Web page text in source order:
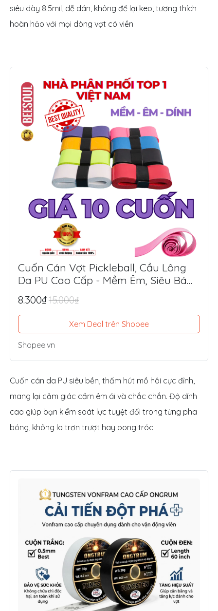
siêu dày 8.5mil, dễ dán, không để lại keo, tương thích
hoàn hảo với mọi dòng vợt có viền
Cuốn Cán Vợt Pickleball, Cầu Lông
Da PU Cao Cấp - Mềm Êm, Siêu Bám
Tay, Chống Trượt Tối Ưu
8.300₫15.000₫
Xem Deal trên Shopee
Shopee.vn
Cuốn cán da PU siêu bền, thấm hút mồ hôi cực đỉnh,
mang lại cảm giác cầm êm ái và chắc chắn. Độ dính
cao giúp bạn kiểm soát lực tuyệt đối trong từng pha
bóng, không lo trơn trượt hay bong tróc